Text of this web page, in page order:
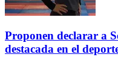
Proponen declarar a
destacada en el